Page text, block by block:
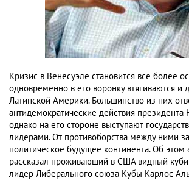
Кризис в Венесуэле становится все более
одновременно в его воронку втягиваются и
Латинской Америки. Большинство из них
антидемократические действия
однако на его стороне выступают
лидерами. От противоборства между ними
политическое будущее континента. Об этом
рассказал проживающий в США видный
лидер Либерального союза Кубы Карлос